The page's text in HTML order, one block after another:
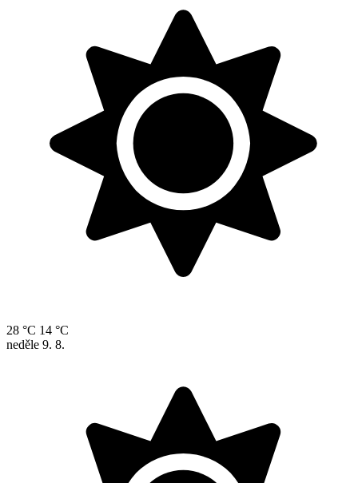
28 °C 14 °C
neděle 9. 8.